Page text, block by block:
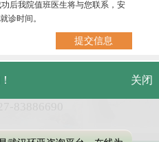
后我院值班医生将与您联系，安
诊时间。
汉市硚口区解放大道479号关闭